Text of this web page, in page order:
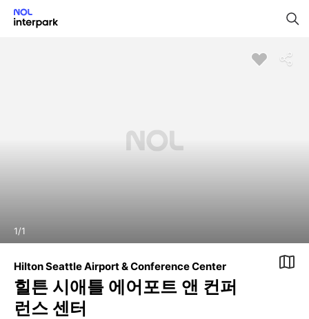
1/1
Hilton Seattle Airport & Conference Center
힐튼 시애틀 에어포트 앤 컨퍼
런스 센터